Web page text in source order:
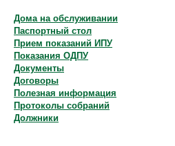
Дома на обслуживании
Паспортный стол
Прием показаний ИПУ
Показания ОДПУ
Документы
Договоры
Полезная информация
Протоколы собраний
Должники